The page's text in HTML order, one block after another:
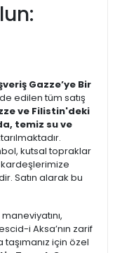
Gazze’ye Bir
edilen tüm satış
ve Filistin'deki
temiz su ve
kutsal topraklar
Satın alarak bu
i Aksa’nın zarif
için özel